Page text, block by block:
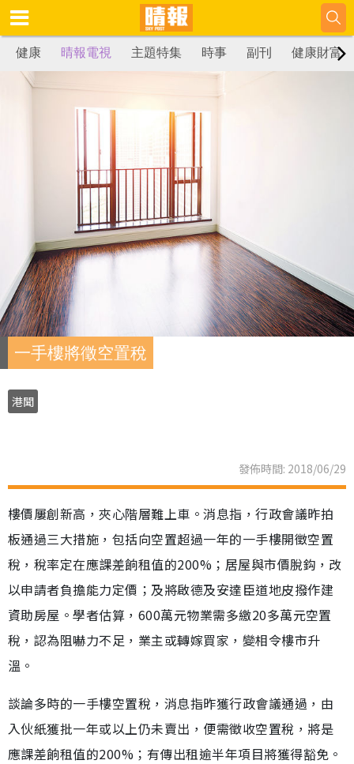
健康 晴報電視 主題特集 時事 副刊 健康財富
一手樓將徵空置稅
港聞
發佈時間: 2018/06/29
樓價屢創新高，夾心階層難上車。消息指，行政會議昨拍
板通過三大措施，包括向空置超過一年的一手樓開徵空置
稅，稅率定在應課差餉租值的200%；居屋與市價脫鈎，改
以申請者負擔能力定價；及將啟德及安達臣道地皮撥作建
資助房屋。學者估算，600萬元物業需多繳20多萬元空置
稅，認為阻嚇力不足，業主或轉嫁買家，變相令樓市升
溫。
談論多時的一手樓空置稅，消息指昨獲行政會議通過，由
入伙紙獲批一年或以上仍未賣出，便需徵收空置稅，將是
應課差餉租值的200%；有傳出租逾半年項目將獲得豁免。